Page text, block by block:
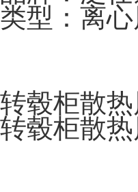
类型：离
转毂柜散
转毂柜散